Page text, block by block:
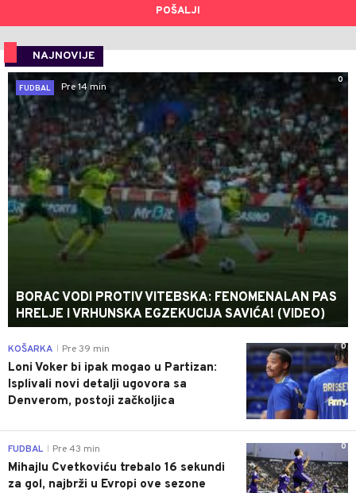
POŠALJI
NAJNOVIJE
0
FUDBAL
Pre 14 min
BORAC VODI PROTIV VITEBSKA: FENOMENALAN PAS
HRELJE I VRHUNSKA EGZEKUCIJA SAVIĆA! (VIDEO)
0
KOŠARKA Pre 39 min
Loni Voker bi ipak mogao u Partizan:
Isplivali novi detalji ugovora sa
Denverom, postoji začkoljica
0
FUDBAL Pre 43 min
Mihajlu Cvetkoviću trebalo 16 sekundi
za gol, najbrži u Evropi ove sezone